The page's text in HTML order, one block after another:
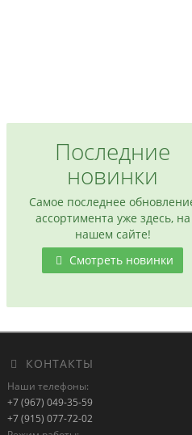
Последние
новинки
Самое последнее
ассортимента уже здесь, на
нашем сайте!
Смотреть новинки
КОНТАКТЫ
Наши телефоны:
+7 (967) 049-35-59
+7 (915) 077-72-02